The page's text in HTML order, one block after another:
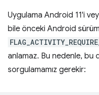
Uygulama Android 11'i
bile önceki Android
anlamaz. Bu nedenle, bu
sorgulamamız gerekir: